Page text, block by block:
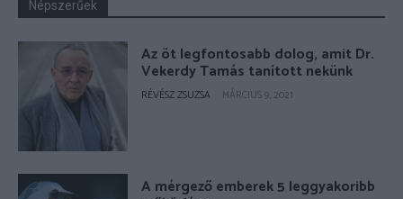
Népszerűek
Az öt legfontosabb dolog, amit Dr.
Vekerdy Tamás tanított nekünk
RÉVÉSZ ZSUZSA MÁRCIUS 9, 2021
A mérgező emberek 5 leggyakoribb